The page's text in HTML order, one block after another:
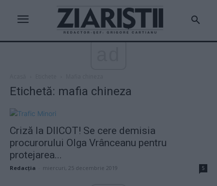
Etichetă: mafia chineza
Criză la DIICOT! Se cere demisia
procurorului Olga Vrânceanu pentru
protejarea...
Redacţia miercuri, 25 decembrie 2019 5